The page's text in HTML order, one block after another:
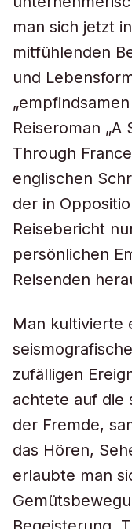
man sich jetzt
mitfühlenden
und
Reiseroman
Through
englischen
der in
Reisebericht
persönlichen
Reisenden
Man kultivierte
zufälligen
achtete auf die
der Fremde,
das Hören,
erlaubte man